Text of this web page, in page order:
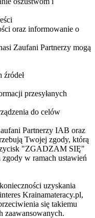
oraz informowanie o
Zaufani Partnerzy mogą
źródeł
przesyłanych
do celów
Partnerzy IAB oraz
Twojej zgody, którą
"ZGADZAM SIĘ"
w ramach ustawień
uzyskania
Krainamateracy.pl,
się takiemu
zaawansowanych.